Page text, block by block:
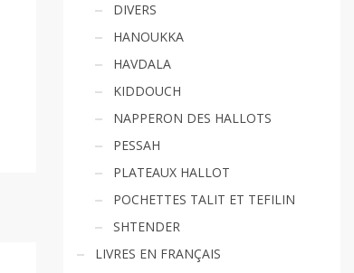
DIVERS
HANOUKKA
HAVDALA
KIDDOUCH
NAPPERON DES HALLOTS
PESSAH
PLATEAUX HALLOT
POCHETTES TALIT ET TEFILIN
SHTENDER
LIVRES EN FRANÇAIS